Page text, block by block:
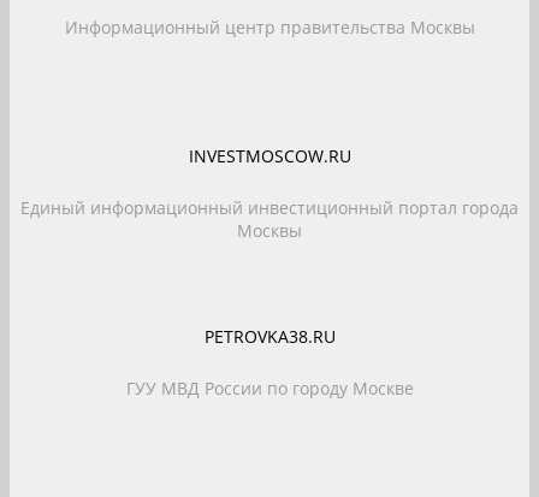
Информационный центр правительства Москвы
INVESTMOSCOW.RU
Единый информационный инвестиционный портал города
Москвы
PETROVKA38.RU
ГУУ МВД России по городу Москве